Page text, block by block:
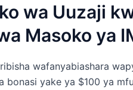
wa Uuzaji
Masoko ya
wafanyabiashara
bonasi yake ya $100 ya